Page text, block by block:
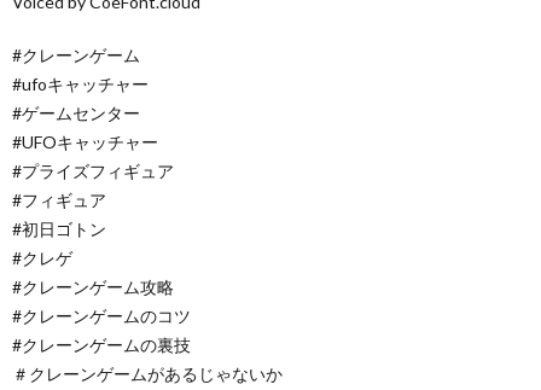
#クレーンゲーム
#ufoキャッチャー
#ゲームセンター
#UFOキャッチャー
#プライズフィギュア
#フィギュア
#初日ゴトン
#クレゲ
#クレーンゲーム攻略
#クレーンゲームのコツ
#クレーンゲームの裏技
＃クレーンゲームがあるじゃないか